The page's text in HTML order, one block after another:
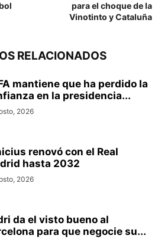
para el choque de la
Vinotinto y Cataluña
RELACIONADOS
mantiene que ha perdido la
en la presidencia...
2026
renovó con el Real
hasta 2032
2026
da el visto bueno al
para que negocie su...